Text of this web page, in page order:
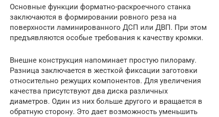
Основные функции форматно-раскроечного станка
заключаются в формировании ровного реза на
поверхности ламинированного ДСП или ДВП. При этом
предъявляются особые требования к качеству кромки.
Внешне конструкция напоминает простую пилораму.
Разница заключается в жесткой фиксации заготовки
относительно режущих компонентов. Для увеличения
качества присутствуют два диска различных
диаметров. Один из них больше другого и вращается в
обратную сторону. Это дает возможность уменьшить